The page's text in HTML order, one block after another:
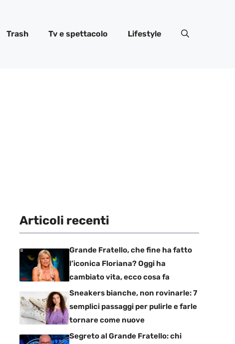
Trash Tv e spettacolo Lifestyle
Articoli recenti
Grande Fratello, che fine ha fatto
l’iconica Floriana? Oggi ha
cambiato vita, ecco cosa fa
Sneakers bianche, non rovinarle: 7
semplici passaggi per pulirle e farle
tornare come nuove
Segreto al Grande Fratello: chi